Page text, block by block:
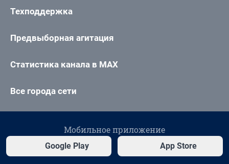
Техподдержка
Предвыборная агитация
Статистика канала в MAX
Все города сети
Мобильное приложение
Google Play App Store